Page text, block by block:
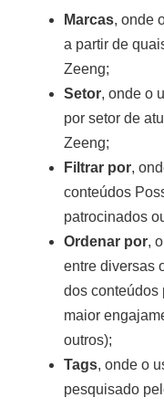
Marcas, onde
a partir de
Zeeng;
Setor, onde o
por setor de
Zeeng;
Filtrar por,
conteúdos
patrocinados
Ordenar por,
entre diversas
dos conteúdos
maior
outros);
Tags, onde o
pesquisado